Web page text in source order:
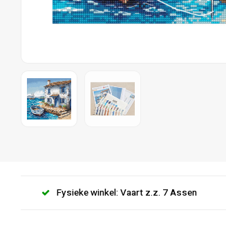
Fysieke winkel: Vaart z.z. 7 Assen